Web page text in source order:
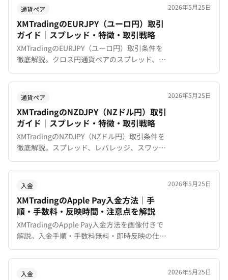
通貨ペア
XMTradingのEURJPY（ユーロ円）取引
ガイド｜スプレッド・特徴・取引戦略
XMTradingのEURJPY（ユーロ円）取引条件を
徹底解説。クロス円通貨ペアのスプレッド、レ
バレッジ、ECBと日銀の政策が影響する値動き
の特徴から効果的なトレード戦略まで幅広くカ
バー。
2026年5月25日
通貨ペア
XMTradingのNZDJPY（NZドル円）取引
ガイド｜スプレッド・特徴・取引戦略
XMTradingのNZDJPY（NZドル円）取引条件を
徹底解説。スプレッド、レバレッジ、スワップ
ポイント、乳製品経済との連動性、値動きの特
徴からおすすめ戦略まで網羅。
2026年5月25日
入金
XMTradingのApple Pay入金方法｜手
順・手数料・反映時間・注意点を解説
XMTradingのApple Pay入金方法を画像付きで
解説。入金手順・手数料無料・即時反映の仕組
み・最低入金額・対応デバイス・注意点まで網
羅的に紹介します。
2026年5月25日
入金 2026年5月25日